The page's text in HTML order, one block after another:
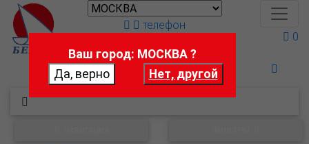
Поможем выбрать
телефон
0
Ваш город: МОСКВА ?